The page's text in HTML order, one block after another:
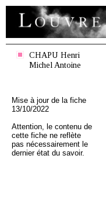
CHAPU Henri
Michel Antoine
Mise à jour de la fiche
13/10/2022
Attention, le contenu de
cette fiche ne reflète
pas nécessairement le
dernier état du savoir.